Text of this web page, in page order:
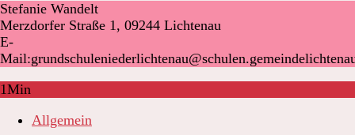
Stefanie Wandelt
Merzdorfer Straße 1, 09244 Lichtenau
E-
1Min
Allgemein